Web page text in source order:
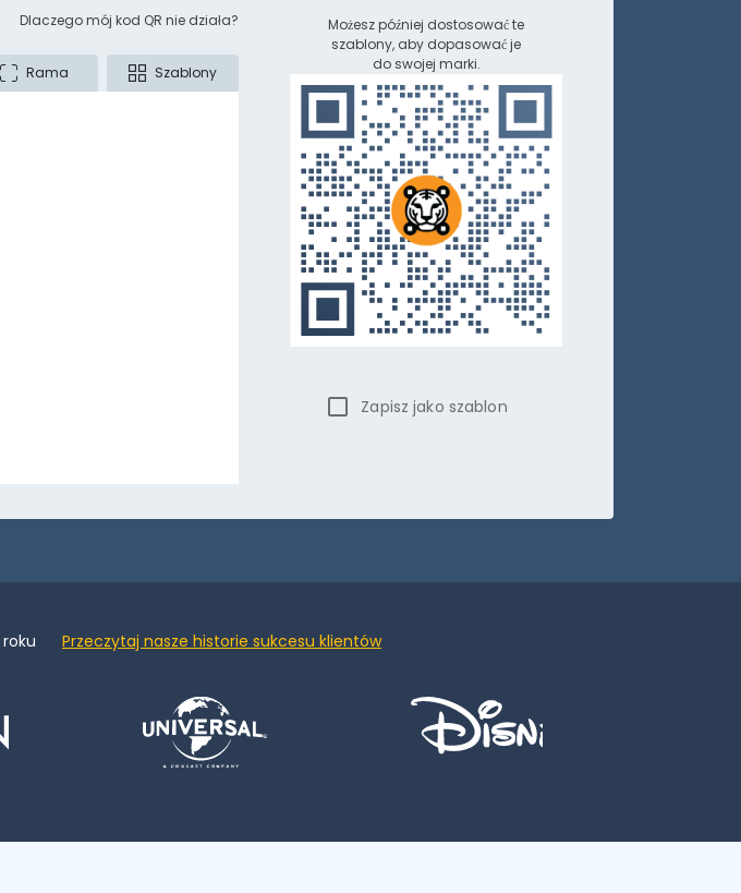
Dlaczego mój kod QR nie działa?
Rama Szablony
Możesz później dostosować te
szablony, aby dopasować je
do swojej marki.
Zapisz jako szablon
Przeczytaj nasze historie sukcesu klientów